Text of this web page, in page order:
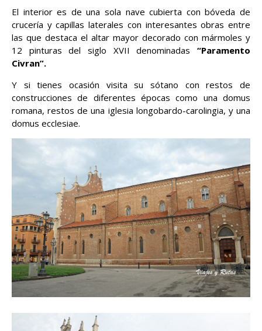
El interior es de una sola nave cubierta con bóveda de
crucería y capillas laterales con interesantes obras entre
las que destaca el altar mayor decorado con mármoles y
12 pinturas del siglo XVII denominadas “Paramento
Civran”.
Y si tienes ocasión visita su sótano con restos de
construcciones de diferentes épocas como una domus
romana, restos de una iglesia longobardo-carolingia, y una
domus ecclesiae.